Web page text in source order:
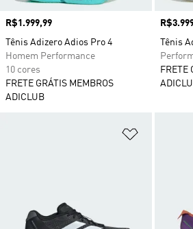
Preço
R$1.999,99
Tênis Adizero Adios Pro 4
Homem Performance
10 cores
FRETE GRÁTIS MEMBROS
ADICLUB
Preço
Tênis
FRETE